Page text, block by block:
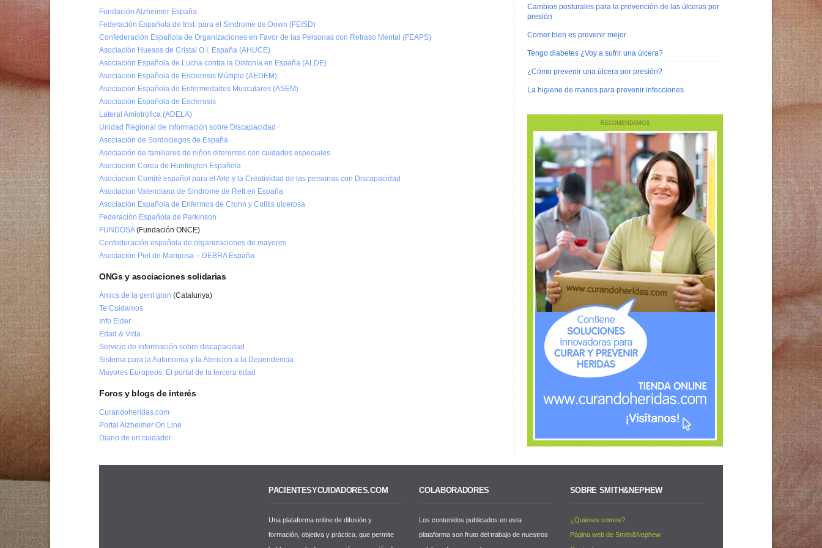
Fundación Alzheimer España
Federación Española de Inst. para el Sindrome de Down (FEISD)
Confederación Española de Organizaciones en Favor de las Personas con Retraso Mental (FEAPS)
Asociación Huesos de Cristal O.I. España (AHUCE)
Asociación Española de Lucha contra la Distonía en España (ALDE)
Asociacion Española de Esclerosis Múltiple (AEDEM)
Asociación Española de Enfermedades Musculares (ASEM)
Asociación Española de Esclerosis
Lateral Amiotrófica (ADELA)
Unidad Regional de Información sobre Discapacidad
Asociación de Sordociegos de España
Asociación de familiares de niños diferentes con cuidados especiales
Asociacion Corea de Huntington Española
Asociacion Comité español para el Arte y la Creatividad de las personas con Discapacidad
Asociacion Valenciana de Sindrome de Rett en España
Asociación Española de Enfermos de Crohn y Colitis ulcerosa
Federación Española de Parkinson
FUNDOSA(Fundación ONCE)
Confederación española de organizaciones de mayores
Asociación Piel de Mariposa – DEBRA España
ONGs y asociaciones solidarias
Amics de la gent gran (Catalunya)
Te Cuidamos
Info Elder
Edad & Vida
Servicio de información sobre discapacidad
Sistema para la Autonomia y la Atencion a la Dependencia
Mayores Europeos. El portal de la tercera edad
Foros y blogs de interés
Curandoheridas.com
Portal Alzheimer On Line
Diario de un cuidador
Cambios posturales para la prevención de las úlceras por
presión
Comer bien es prevenir mejor
Tengo diabetes ¿Voy a sufrir una úlcera?
¿Cómo prevenir una úlcera por presión?
La higiene de manos para prevenir infecciones
RECOMENDAMOS
PACIENTESYCUIDADORES.COM
Una plataforma online de difusión y
formación, objetiva y práctica, que permite
COLABORADORES
Los contenidos publicados en esta
plataforma son fruto del trabajo de nuestros
SOBRE SMITH&NEPHEW
¿Quiénes somos?
Página web de Smith&Nephew